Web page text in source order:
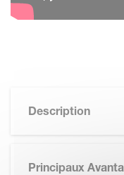
Description
Principaux